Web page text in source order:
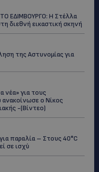
ΕΔΙΜΒΟΥΡΓΟ: Η Στέλλα
διεθνή εικαστική σκηνή
της Αστυνομίας για
νέα» για τους
ο Νίκος
-(Βίντεο)
παραλία – Στους 40°C
σε ισχύ